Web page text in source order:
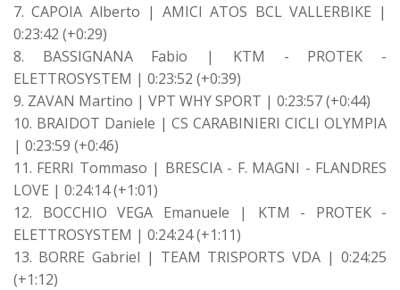
7. CAPOIA Alberto | AMICI ATOS BCL VALLERBIKE |
0:23:42 (+0:29)
8. BASSIGNANA Fabio | KTM - PROTEK -
ELETTROSYSTEM | 0:23:52 (+0:39)
9. ZAVAN Martino | VPT WHY SPORT | 0:23:57 (+0:44)
10. BRAIDOT Daniele | CS CARABINIERI CICLI OLYMPIA
| 0:23:59 (+0:46)
11. FERRI Tommaso | BRESCIA - F. MAGNI - FLANDRES
LOVE | 0:24:14 (+1:01)
12. BOCCHIO VEGA Emanuele | KTM - PROTEK -
ELETTROSYSTEM | 0:24:24 (+1:11)
13. BORRE Gabriel | TEAM TRISPORTS VDA | 0:24:25
(+1:12)